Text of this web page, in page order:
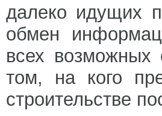
далеко идущих
обмен
всех возможных
том, на кого
строительстве